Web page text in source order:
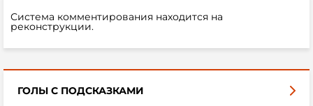
Система комментирования находится на
реконструкции.
ГОЛЫ С ПОДСКАЗКАМИ